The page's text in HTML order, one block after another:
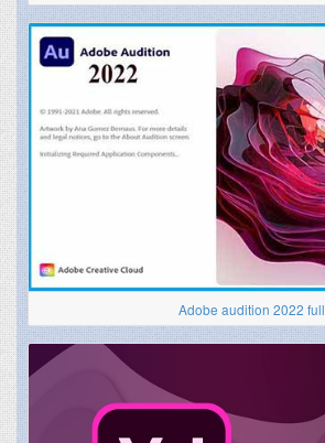
Adobe audition 2022 full